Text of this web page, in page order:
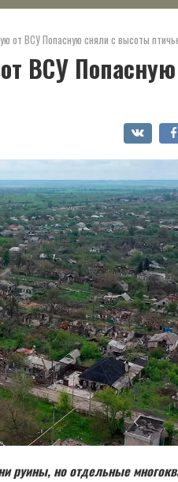
от ВСУ Попасную сняли с высоты
ВСУ
руины, но отдельные